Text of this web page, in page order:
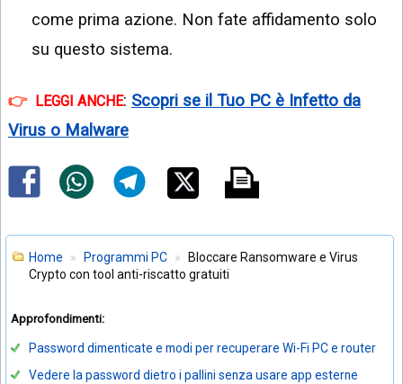
come prima azione. Non fate affidamento solo
su questo sistema.
LEGGI ANCHE: Scopri se il Tuo PC è Infetto da
Virus o Malware
Home Programmi PC
Bloccare Ransomware e Virus
Crypto con tool anti-riscatto gratuiti
Approfondimenti:
Password dimenticate e modi per recuperare Wi-Fi PC e router
Vedere la password dietro i pallini senza usare app esterne